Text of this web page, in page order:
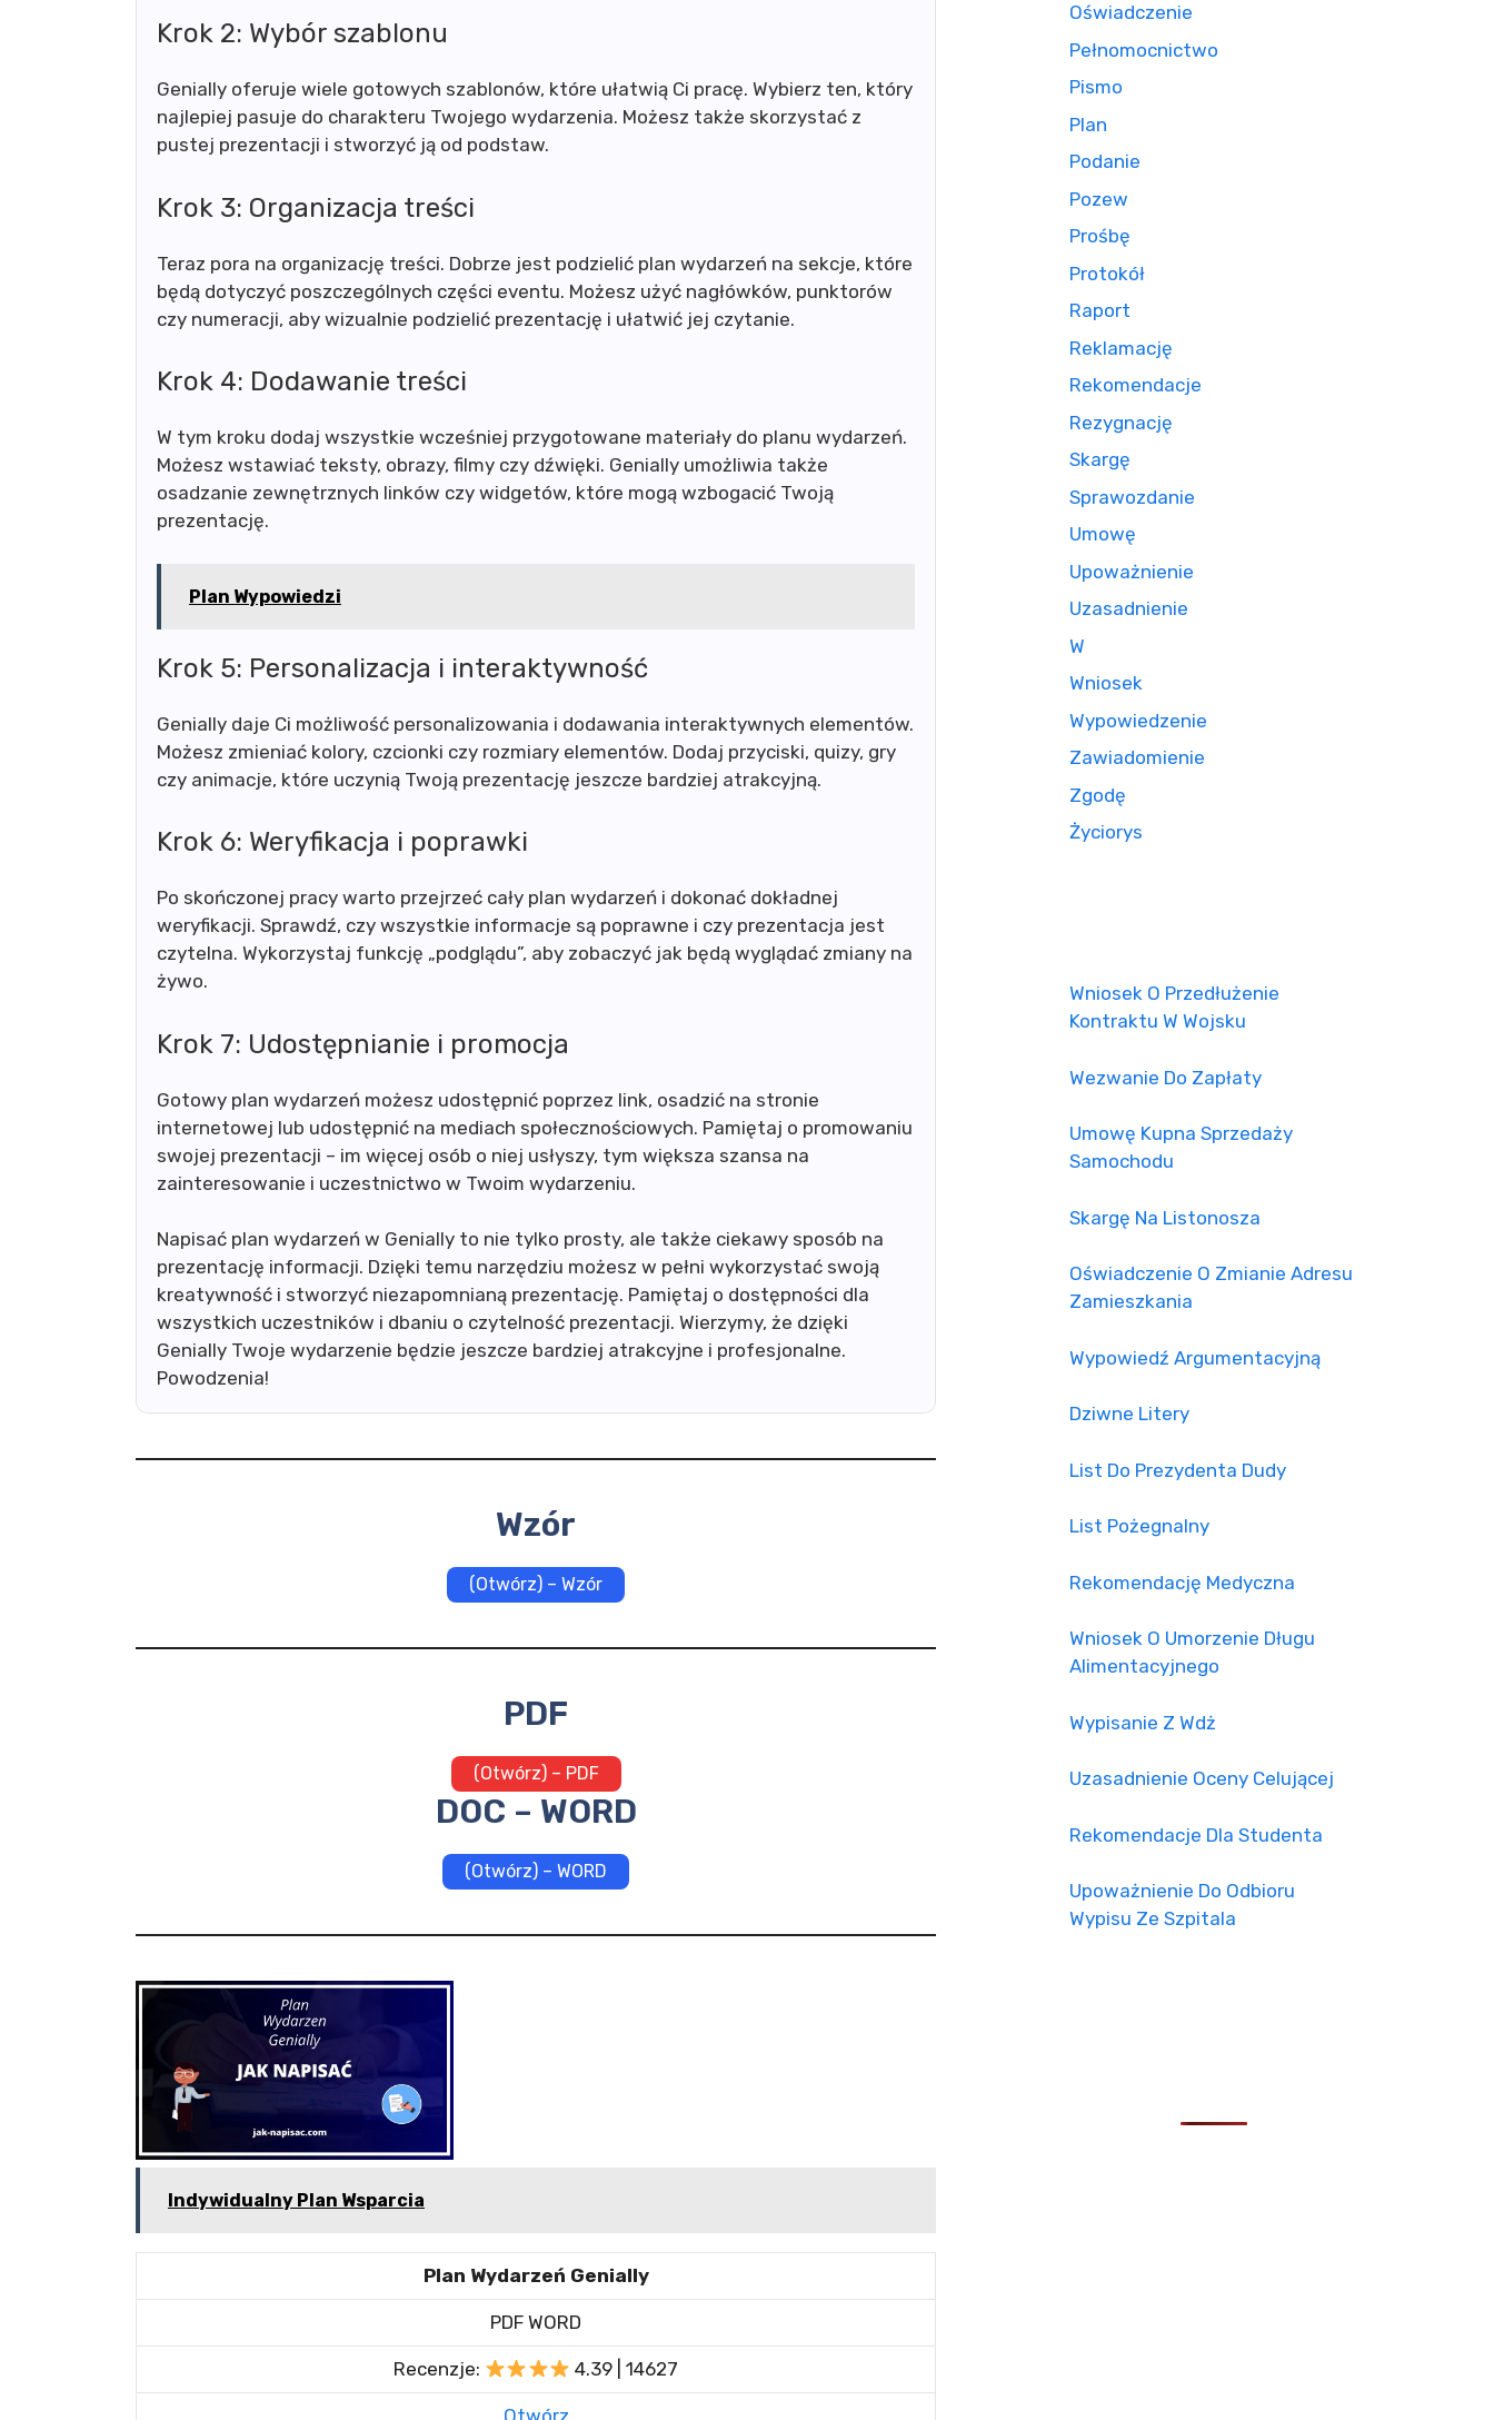
Krok 2: Wybór szablonu
Genially oferuje wiele gotowych szablonów, które ułatwią Ci pracę. Wybierz ten, który
najlepiej pasuje do charakteru Twojego wydarzenia. Możesz także skorzystać z
pustej prezentacji i stworzyć ją od podstaw.
Krok 3: Organizacja treści
Teraz pora na organizację treści. Dobrze jest podzielić plan wydarzeń na sekcje, które
będą dotyczyć poszczególnych części eventu. Możesz użyć nagłówków, punktorów
czy numeracji, aby wizualnie podzielić prezentację i ułatwić jej czytanie.
Krok 4: Dodawanie treści
W tym kroku dodaj wszystkie wcześniej przygotowane materiały do planu wydarzeń.
Możesz wstawiać teksty, obrazy, filmy czy dźwięki. Genially umożliwia także
osadzanie zewnętrznych linków czy widgetów, które mogą wzbogacić Twoją
prezentację.
Plan Wypowiedzi
Krok 5: Personalizacja i interaktywność
Genially daje Ci możliwość personalizowania i dodawania interaktywnych elementów.
Możesz zmieniać kolory, czcionki czy rozmiary elementów. Dodaj przyciski, quizy, gry
czy animacje, które uczynią Twoją prezentację jeszcze bardziej atrakcyjną.
Krok 6: Weryfikacja i poprawki
Po skończonej pracy warto przejrzeć cały plan wydarzeń i dokonać dokładnej
weryfikacji. Sprawdź, czy wszystkie informacje są poprawne i czy prezentacja jest
czytelna. Wykorzystaj funkcję „podglądu”, aby zobaczyć jak będą wyglądać zmiany na
żywo.
Krok 7: Udostępnianie i promocja
Gotowy plan wydarzeń możesz udostępnić poprzez link, osadzić na stronie
internetowej lub udostępnić na mediach społecznościowych. Pamiętaj o promowaniu
swojej prezentacji – im więcej osób o niej usłyszy, tym większa szansa na
zainteresowanie i uczestnictwo w Twoim wydarzeniu.
Napisać plan wydarzeń w Genially to nie tylko prosty, ale także ciekawy sposób na
prezentację informacji. Dzięki temu narzędziu możesz w pełni wykorzystać swoją
kreatywność i stworzyć niezapomnianą prezentację. Pamiętaj o dostępności dla
wszystkich uczestników i dbaniu o czytelność prezentacji. Wierzymy, że dzięki
Genially Twoje wydarzenie będzie jeszcze bardziej atrakcyjne i profesjonalne.
Powodzenia!
Wzór
(Otwórz) – Wzór
PDF
(Otwórz) – PDF
DOC – WORD
(Otwórz) – WORD
Indywidualny Plan Wsparcia
Plan Wydarzeń Genially
PDF WORD
Recenzje: 4.39 | 14627
Otwórz
Oświadczenie
Pełnomocnictwo
Pismo
Plan
Podanie
Pozew
Prośbę
Protokół
Raport
Reklamację
Rekomendacje
Rezygnację
Skargę
Sprawozdanie
Umowę
Upoważnienie
Uzasadnienie
W
Wniosek
Wypowiedzenie
Zawiadomienie
Zgodę
Życiorys
Wniosek O Przedłużenie
Kontraktu W Wojsku
Wezwanie Do Zapłaty
Umowę Kupna Sprzedaży
Samochodu
Skargę Na Listonosza
Oświadczenie O Zmianie Adresu
Zamieszkania
Wypowiedź Argumentacyjną
Dziwne Litery
List Do Prezydenta Dudy
List Pożegnalny
Rekomendację Medyczna
Wniosek O Umorzenie Długu
Alimentacyjnego
Wypisanie Z Wdż
Uzasadnienie Oceny Celującej
Rekomendacje Dla Studenta
Upoważnienie Do Odbioru
Wypisu Ze Szpitala